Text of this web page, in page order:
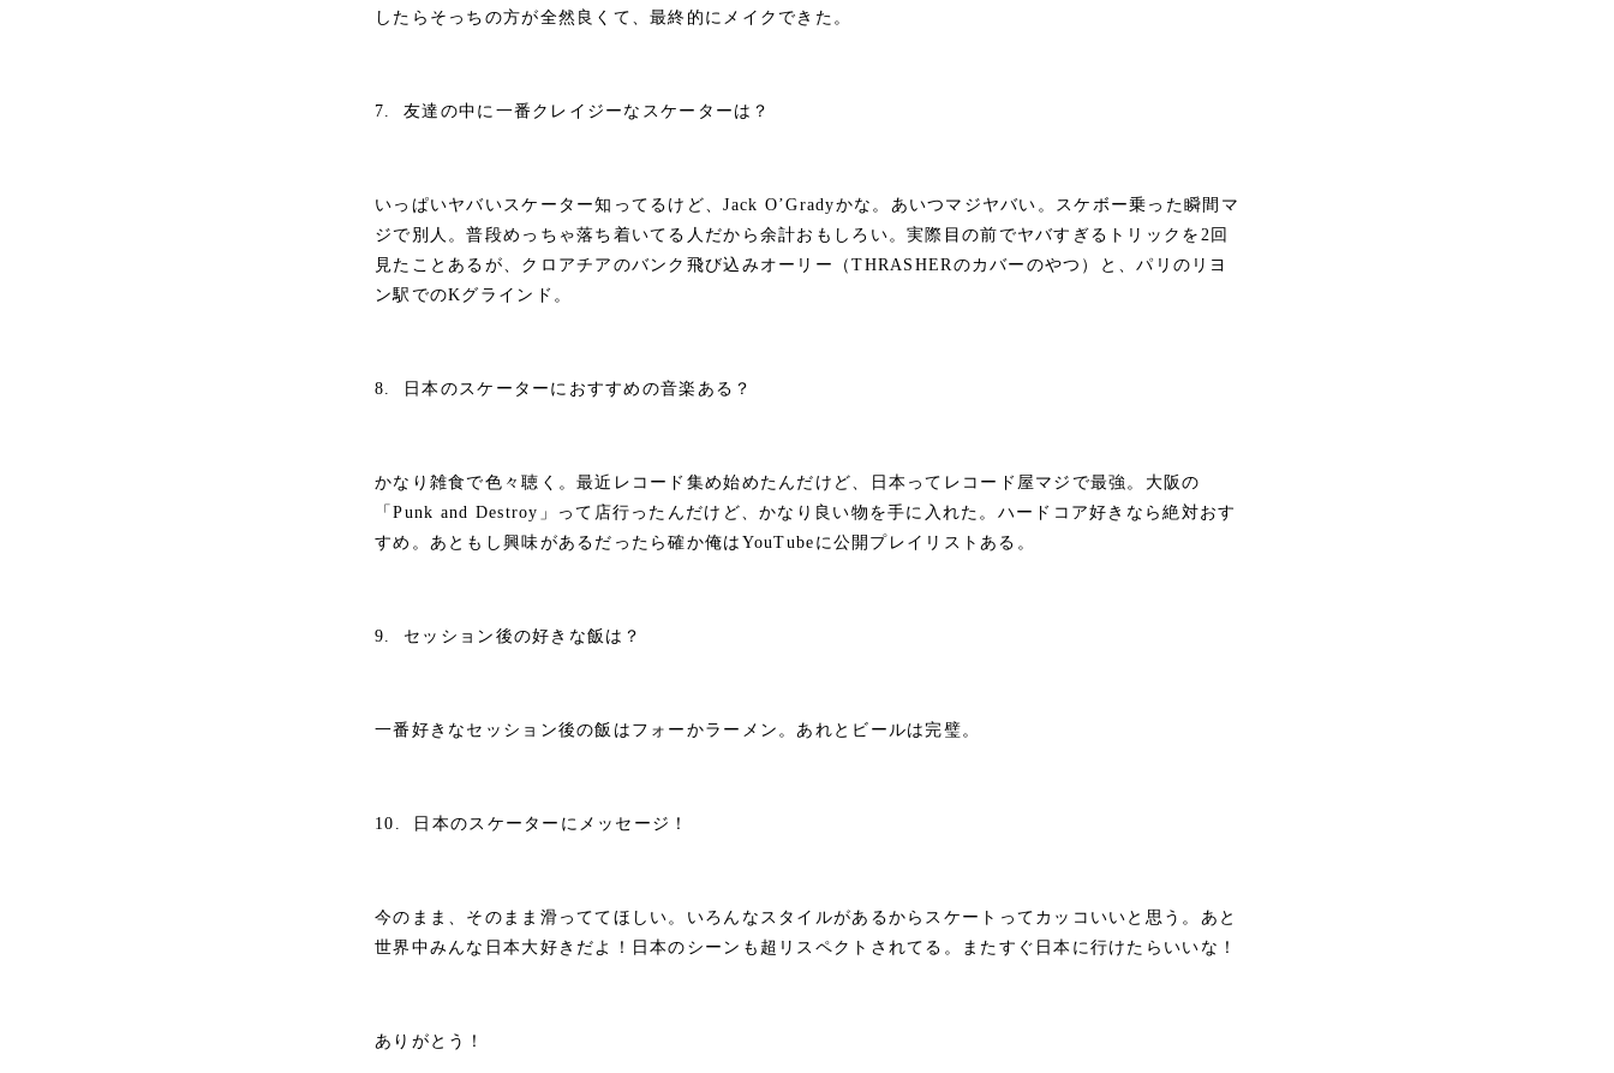
したらそっちの方が全然良くて、最終的にメイクできた。
7. 友達の中に一番クレイジーなスケーターは？
いっぱいヤバいスケーター知ってるけど、Jack O’Gradyかな。あいつマジヤバい。スケボー乗った瞬間マ
ジで別人。普段めっちゃ落ち着いてる人だから余計おもしろい。実際目の前でヤバすぎるトリックを2回
見たことあるが、クロアチアのバンク飛び込みオーリー（THRASHERのカバーのやつ）と、パリのリヨ
ン駅でのKグラインド。
8. 日本のスケーターにおすすめの音楽ある？
かなり雑食で色々聴く。最近レコード集め始めたんだけど、日本ってレコード屋マジで最強。大阪の
「Punk and Destroy」って店行ったんだけど、かなり良い物を手に入れた。ハードコア好きなら絶対おす
すめ。あともし興味があるだったら確か俺はYouTubeに公開プレイリストある。
9. セッション後の好きな飯は？
一番好きなセッション後の飯はフォーかラーメン。あれとビールは完璧。
10. 日本のスケーターにメッセージ！
今のまま、そのまま滑っててほしい。いろんなスタイルがあるからスケートってカッコいいと思う。あと
世界中みんな日本大好きだよ！日本のシーンも超リスペクトされてる。またすぐ日本に行けたらいいな！
ありがとう！